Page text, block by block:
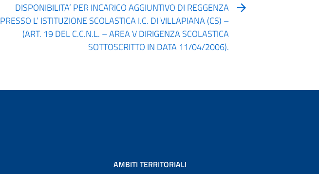
DISPONIBILITA’ PER INCARICO AGGIUNTIVO DI REGGENZA
PRESSO L’ ISTITUZIONE SCOLASTICA I.C. DI VILLAPIANA (CS) –
(ART. 19 DEL C.C.N.L. – AREA V DIRIGENZA SCOLASTICA
SOTTOSCRITTO IN DATA 11/04/2006).
AMBITI TERRITORIALI